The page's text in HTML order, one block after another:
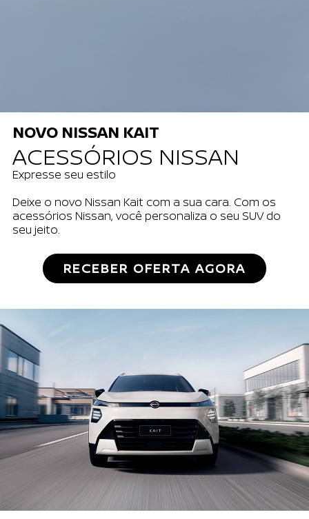
NOVO NISSAN KAIT
ACESSÓRIOS NISSAN
Expresse seu estilo
Deixe o novo Nissan Kait com a sua cara. Com os
acessórios Nissan, você personaliza o seu SUV do
seu jeito.
RECEBER OFERTA AGORA